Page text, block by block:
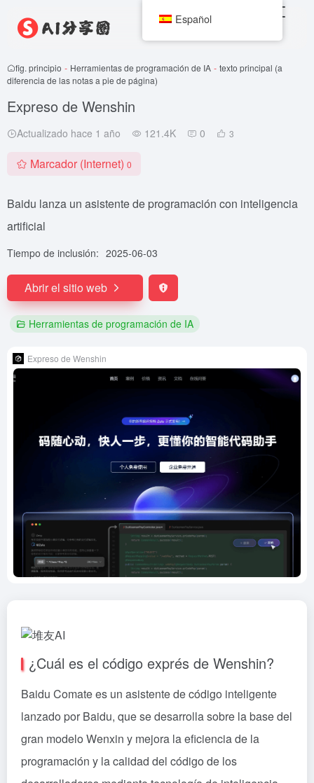
fig. principio - Herramientas de programación de IA - texto principal (a
diferencia de las notas a pie de página)
Expreso de Wenshin
Actualizado hace 1 año 121.4K 0 3
Marcador (Internet) 0
Baidu lanza un asistente de programación con inteligencia
artificial
Tiempo de inclusión: 2025-06-03
Abrir el sitio web
Herramientas de programación de IA
Expreso de Wenshin
¿Cuál es el código exprés de Wenshin?
Baidu Comate es un asistente de código inteligente
lanzado por Baidu, que se desarrolla sobre la base del
gran modelo Wenxin y mejora la eficiencia de la
programación y la calidad del código de los
Español